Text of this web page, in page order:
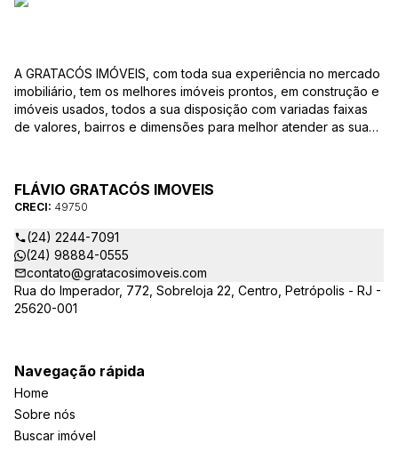
A GRATACÓS IMÓVEIS, com toda sua experiência no mercado
imobiliário, tem os melhores imóveis prontos, em construção e
imóveis usados, todos a sua disposição com variadas faixas
de valores, bairros e dimensões para melhor atender as suas
responder todas as suas dúvidas sobre casas, apartamentos,
terrenos, salas comerciais e outros produtos imobiliários.
FLÁVIO GRATACÓS IMOVEIS
CRECI: 49750
(24) 2244-7091
(24) 98884-0555
contato@gratacosimoveis.com
Rua do Imperador, 772, Sobreloja 22, Centro, Petrópolis - RJ -
25620-001
Navegação rápida
Home
Sobre nós
Buscar imóvel